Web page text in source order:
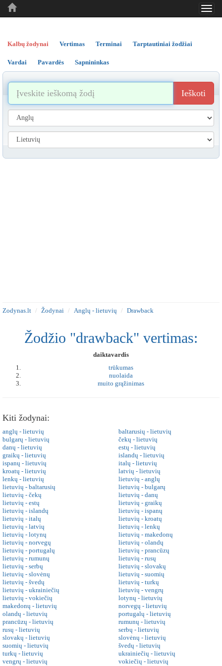
..
..
Kalbų žodynai Vertimas Terminai Tarptautiniai žodžiai
Vardai Pavardės Sapnininkas
Ieškoti
Zodynas.lt Žodynai Anglų - lietuvių Drawback
Žodžio "drawback" vertimas:
daiktavardis
trūkumas
nuolaida
muito grąžinimas
Kiti žodynai:
anglų - lietuvių
baltarusių - lietuvių
bulgarų - lietuvių
čekų - lietuvių
danų - lietuvių
estų - lietuvių
graikų - lietuvių
islandų - lietuvių
ispanų - lietuvių
italų - lietuvių
kroatų - lietuvių
latvių - lietuvių
lenkų - lietuvių
lietuvių - anglų
lietuvių - baltarusių
lietuvių - bulgarų
lietuvių - čekų
lietuvių - danų
lietuvių - estų
lietuvių - graikų
lietuvių - islandų
lietuvių - ispanų
lietuvių - italų
lietuvių - kroatų
lietuvių - latvių
lietuvių - lenkų
lietuvių - lotynų
lietuvių - makedonų
lietuvių - norvegų
lietuvių - olandų
lietuvių - portugalų
lietuvių - prancūzų
lietuvių - rumunų
lietuvių - rusų
lietuvių - serbų
lietuvių - slovakų
lietuvių - slovėnų
lietuvių - suomių
lietuvių - švedų
lietuvių - turkų
lietuvių - ukrainiečių
lietuvių - vengrų
lietuvių - vokiečių
lotynų - lietuvių
makedonų - lietuvių
norvegų - lietuvių
olandų - lietuvių
portugalų - lietuvių
prancūzų - lietuvių
rumunų - lietuvių
rusų - lietuvių
serbų - lietuvių
slovakų - lietuvių
slovėnų - lietuvių
suomių - lietuvių
švedų - lietuvių
turkų - lietuvių
ukrainiečių - lietuvių
vengrų - lietuvių
vokiečių - lietuvių